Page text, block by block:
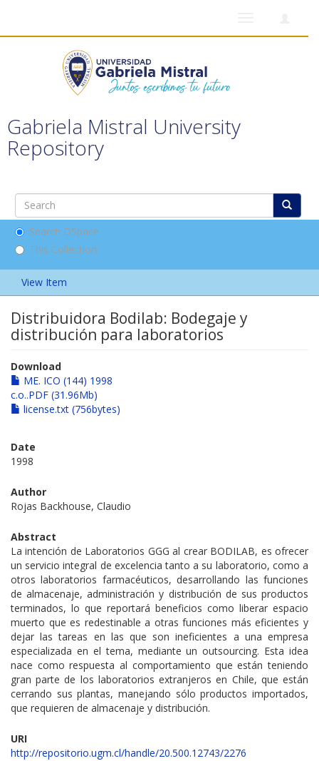
Gabriela Mistral University
Repository
Search DSpace
This Collection
View Item
Distribuidora Bodilab: Bodegaje y
distribución para laboratorios
Download
ME. ICO (144) 1998
c.o..PDF (31.96Mb)
license.txt (756bytes)
Date
1998
Author
Rojas Backhouse, Claudio
Abstract
La intención de Laboratorios GGG al crear BODILAB, es ofrecer
un servicio integral de excelencia tanto a su laboratorio, como a
otros laboratorios farmacéuticos, desarrollando las funciones
de almacenaje, administración y distribución de sus productos
terminados, lo que reportará beneficios como liberar espacio
muerto que es redestinable a otras funciones más eficientes y
dejar las tareas en las que son ineficientes a una empresa
especializada en el tema, mediante un outsourcing. Esta idea
nace como respuesta al comportamiento que están teniendo
gran parte de los laboratorios extranjeros en Chile, que están
cerrando sus plantas, manejando sólo productos importados,
que requieren de almacenaje y distribución.
URI
http://repositorio.ugm.cl/handle/20.500.12743/2276